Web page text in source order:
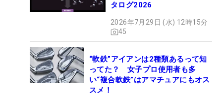
タログ2026
2026年7月29日 (水) 12時15分
45
“軟鉄”アイアンは2種類あるって知
ってた？ 女子プロ使用者も多
い“複合軟鉄”はアマチュアにもオス
スメ！